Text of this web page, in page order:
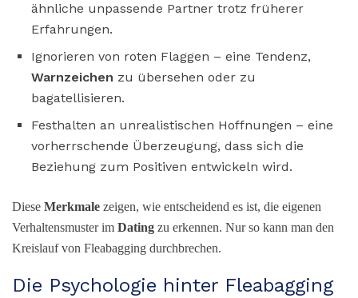
ähnliche unpassende Partner trotz früherer
Erfahrungen.
Ignorieren von roten Flaggen – eine Tendenz,
Warnzeichen zu übersehen oder zu
bagatellisieren.
Festhalten an unrealistischen Hoffnungen – eine
vorherrschende Überzeugung, dass sich die
Beziehung zum Positiven entwickeln wird.
Diese Merkmale zeigen, wie entscheidend es ist, die eigenen
Verhaltensmuster im Dating zu erkennen. Nur so kann man den
Kreislauf von Fleabagging durchbrechen.
Die Psychologie hinter Fleabagging